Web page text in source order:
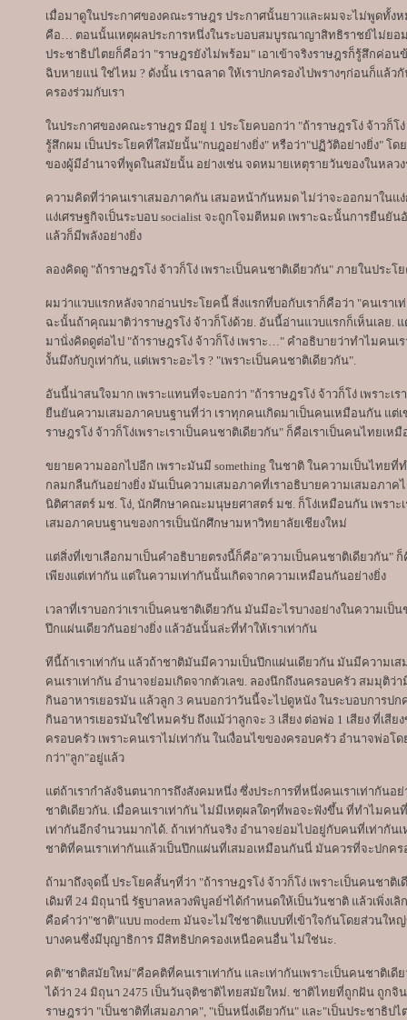
เมื่อมาดูในประกาศของคณะราษฎร ประกาศนั้นยาวและผมจะไม่พูดทั้ง
คือ… ตอนนั้นเหตุผลประการหนึ่งในระบอบสมบูรณาญาสิทธิราชย์ไม่ยอ
ประชาธิปไตยก็คือว่า "ราษฎรยังไม่พร้อม" เอาเข้าจริงราษฎรก็รู้สึกค่อน
ฉิบหายแน่ ใช่ไหม ? ดังนั้น เราฉลาด ให้เราปกครองไปพรางๆก่อนก็แล้
ครองร่วมกับเรา
ในประกาศของคณะราษฎร มีอยู่ 1 ประโยคบอกว่า "ถ้าราษฎรโง่ จ้าวก็โ
รู้สึกผม เป็นประโยคที่ใสมัยนั้น"กบฎอย่างยิ่ง" หรือว่า"ปฏิวัติอย่างยิ่ง" โด
ของผู้มีอำนาจที่พูดในสมัยนั้น อย่างเช่น จดหมายเหตุรายวันของในหลว
ความคิดที่ว่าคนเราเสมอภาคกัน เสมอหน้ากันหมด ไม่ว่าจะออกมาในแ
แง่เศรษฐกิจเป็นระบอบ socialist จะถูกโจมตีหมด เพราะฉะนั้นการยืน
แล้วก็มีพลังอย่างยิ่ง
ลองคิดดู "ถ้าราษฎรโง่ จ้าวก็โง่ เพราะเป็นคนชาติเดียวกัน" ภายในประ
ผมว่าแวบแรกหลังจากอ่านประโยคนี้ สิ่งแรกที่บอกับเราก็คือว่า "คนเรา
ฉะนั้นถ้าคุณมาติว่าราษฎรโง่ จ้าวก็โง่ด้วย. อันนี้อ่านแวบแรกก็เห็นเลย.
มานั่งคิดดูต่อไป "ถ้าราษฎรโง่ จ้าวก็โง่ เพราะ…" คำอธิบายว่าทำไมคนเ
งั้นมึงกับกูเท่ากัน, แต่เพราะอะไร ? "เพราะเป็นคนชาติเดียวกัน".
อันนี้น่าสนใจมาก เพราะแทนที่จะบอกว่า "ถ้าราษฎรโง่ จ้าวก็โง่ เพราะเ
ยืนยันความเสมอภาคบนฐานที่ว่า เราทุกคนเกิดมาเป็นคนเหมือนกัน แต่
ราษฎรโง่ จ้าวก็โง่เพราะเราเป็นคนชาติเดียวกัน" ก็คือเราเป็นคนไทยเห
ขยายความออกไปอีก เพราะมันมี something ในชาติ ในความเป็นไทยที่
กลมกลืนกันอย่างยิ่ง มันเป็นความเสมอภาคที่เราอธิบายความเสมอภา
นิติศาสตร์ มช. โง่, นักศึกษาคณะมนุษยศาสตร์ มช. ก็โง่เหมือนกัน เพรา
เสมอภาคบนฐานของการเป็นนักศึกษามหาวิทยาลัยเชียงใหม่
แต่สิ่งที่เขาเลือกมาเป็นคำอธิบายตรงนี้ก็คือ"ความเป็นคนชาติเดียวกัน"
เพียงแต่เท่ากัน แต่ในความเท่ากันนั้นเกิดจากความเหมือนกันอย่างยิ่ง
เวลาที่เราบอกว่าเราเป็นคนชาติเดียวกัน มันมีอะไรบางอย่างในความเ
ปึกแผ่นเดียวกันอย่างยิ่ง แล้วอันนั้นล่ะที่ทำให้เราเท่ากัน
ทีนี้ถ้าเราเท่ากัน แล้วถ้าชาติมันมีความเป็นปึกแผ่นเดียวกัน มันมีความเ
คนเราเท่ากัน อำนาจย่อมเกิดจากตัวเลข. ลองนึกถึงนครอบครัว สมมุติ
กินอาหารเยอรมัน แล้วลูก 3 คนบอกว่าวันนี้จะไปดูหนัง ในระบอบการปก
กินอาหารเยอรมันใช่ไหมครับ ถึงแม้ว่าลูกจะ 3 เสียง ต่อพ่อ 1 เสียง ที่เสี
ครอบครัว เพราะคนเราไม่เท่ากัน ในเงื่อนไขของครอบครัว อำนาจพ่อ
กว่า"ลูก"อยู่แล้ว
แต่ถ้าเรากำลังจินตนาการถึงสังคมหนึ่ง ซึ่งประการที่หนึ่งคนเราเท่ากันอย่
ชาติเดียวกัน. เมื่อคนเราเท่ากัน ไม่มีเหตุผลใดๆที่พอจะฟังขึ้น ที่ทำไมค
เท่ากันอีกจำนวนมากได้. ถ้าเท่ากันจริง อำนาจย่อมไปอยู่กับคนที่เท่ากั
ชาติที่คนเราเท่ากันแล้วเป็นปึกแผ่นที่เสมอเหมือนกันนี่ มันควรที่จะปกคร
ถ้ามาถึงจุดนี้ ประโยคสั้นๆที่ว่า "ถ้าราษฎรโง่ จ้าวก็โง่ เพราะเป็นคนชา
เดิมที 24 มิถุนานี่ รัฐบาลหลวงพิบูลย์ฯได้กำหนดให้เป็นวันชาติ แล้วเพิ่ง
คือคำว่า"ชาติ"แบบ modern มันจะไม่ใช่ชาติแบบที่เข้าใจกันโดยส่วนใ
บางคนซึ่งมีบุญาธิการ มีสิทธิปกครองเหนือคนอื่น ไม่ใช่นะ.
คติ"ชาติสมัยใหม่"คือคติที่คนเราเท่ากัน และเท่ากันเพราะเป็นคนชาติเดี
ได้ว่า 24 มิถุนา 2475 เป็นวันจุติชาติไทยสมัยใหม่. ชาติไทยที่ถูกฝัน ถู
ราษฎรว่า "เป็นชาติที่เสมอภาค", "เป็นหนึ่งเดียวกัน" และ"เป็นประชาธิปไ